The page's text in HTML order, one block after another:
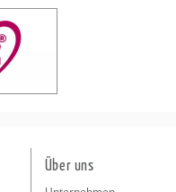
Über uns